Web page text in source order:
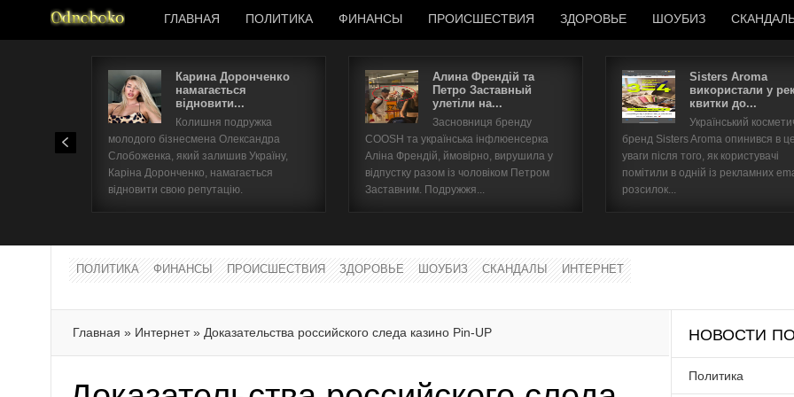
ГЛАВНАЯ ПОЛИТИКА ФИНАНСЫ ПРОИСШЕСТВИЯ ЗДОРОВЬЕ ШОУБИЗ
Карина Доронченко
намагається
відновити...
Колишня подружка
молодого бізнесмена Олександра
Слобоженка, який залишив Україну,
Каріна Доронченко, намагається
відновити свою репутацію.
Алина Френдій та
Петро Заставный
улетіли на...
Засновниця бренду
COOSH та українська інфлюенсерка
Аліна Френдій, ймовірно, вирушила у
відпустку разом із чоловіком Петром
Заставним. Подружжя...
Sisters Aroma
використали у
квитки до...
Український
бренд Sisters Aroma опинився в
уваги після того, як користувачі
помітили в одній із рекламних
розсилок...
ПОЛИТИКА ФИНАНСЫ ПРОИСШЕСТВИЯ ЗДОРОВЬЕ ШОУБИЗ СКАНДАЛЫ ИНТЕРНЕТ
Главная » Интернет» Доказательства российского следа казино Pin-UP НОВОСТИ
Политика
Имя пользователя
Забыли имя пользователя?